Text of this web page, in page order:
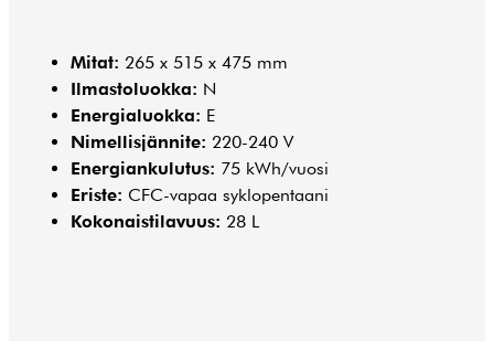
Mitat: 265 x 515 x 475 mm
Ilmastoluokka: N
Energialuokka: E
Nimellisjännite: 220-240 V
Energiankulutus: 75 kWh/vuosi
Eriste: CFC-vapaa syklopentaani
Kokonaistilavuus: 28 L